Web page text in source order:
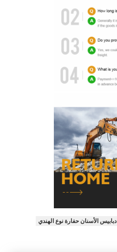
دبابيس الأسنان حفارة نوع الهندي